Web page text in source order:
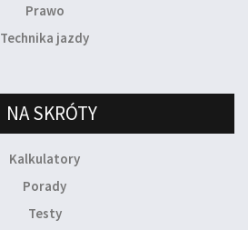
Prawo
Technika jazdy
NA SKRÓTY
Kalkulatory
Porady
Testy